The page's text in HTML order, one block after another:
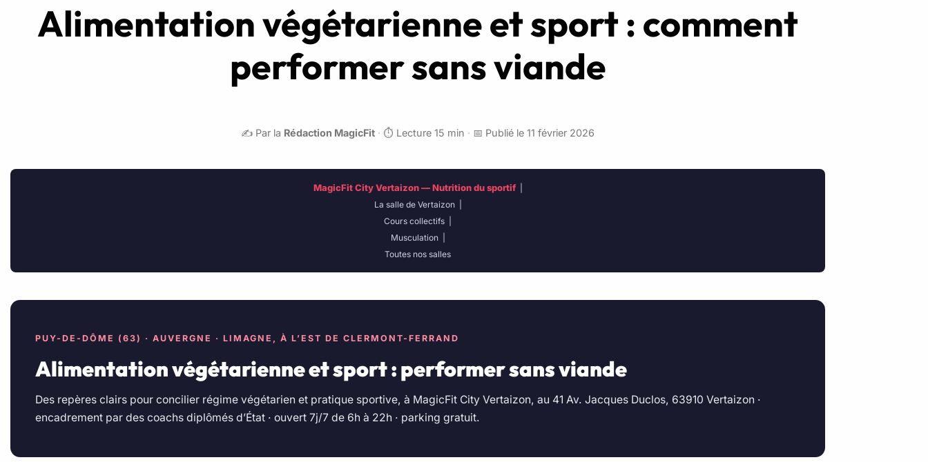
Alimentation végétarienne et sport : comment
performer sans viande
✍️ Par la Rédaction MagicFit · ⏱️ Lecture 15 min · 📅 Publié le 11 février 2026
MagicFit City Vertaizon — Nutrition du sportif|
La salle de Vertaizon|
Cours collectifs
Musculation|
Toutes nos salles
PUY-DE-DÔME (63) · AUVERGNE · LIMAGNE, À L’EST DE CLERMONT-FERRAND
Alimentation végétarienne et sport : performer sans viande
Des repères clairs pour concilier régime végétarien et pratique sportive, à MagicFit City Vertaizon, au 41 Av. Jacques Duclos, 63910 Vertaizon ·
encadrement par des coachs diplômés d’État · ouvert 7j/7 de 6h à 22h · parking gratuit.